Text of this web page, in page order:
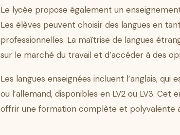
Le lycée propose également un
Les élèves peuvent choisir des langues en
professionnelles. La maîtrise de langues
sur le marché du travail et d’accéder à des
Les langues enseignées incluent l’anglais, qui
ou l’allemand, disponibles en LV2 ou LV3.
offrir une formation complète et polyvalente